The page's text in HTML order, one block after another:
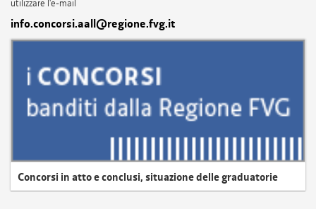
utilizzare l'e-mail
info.concorsi.aall@regione.fvg.it
Concorsi in atto e conclusi, situazione delle graduatorie